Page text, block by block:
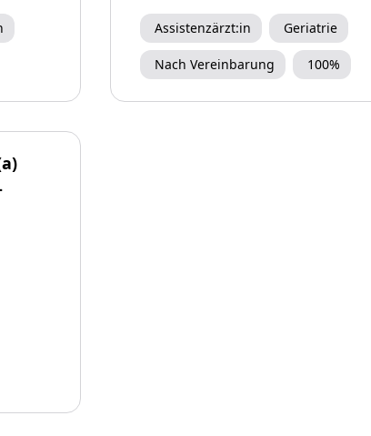
Assistenzärzt:in Geriatrie
Nach Vereinbarung 100%